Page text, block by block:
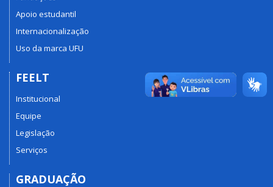
Apoio estudantil
Internacionalização
Uso da marca UFU
FEELT
Institucional
Equipe
Legislação
Serviços
GRADUAÇÃO